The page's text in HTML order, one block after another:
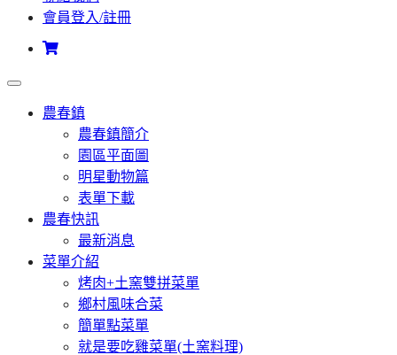
會員登入/註冊
農春鎮
農春鎮簡介
園區平面圖
明星動物篇
表單下載
農春快訊
最新消息
菜單介紹
烤肉+土窯雙拼菜單
鄉村風味合菜
簡單點菜單
就是要吃雞菜單(土窯料理)